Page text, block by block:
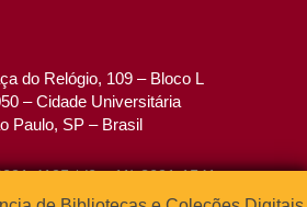
do Relógio, 109 – Bloco L
– Cidade Universitária
Paulo, SP – Brasil
4195 / (0xx11) 3091-1541
(0xx11) 3091-1567